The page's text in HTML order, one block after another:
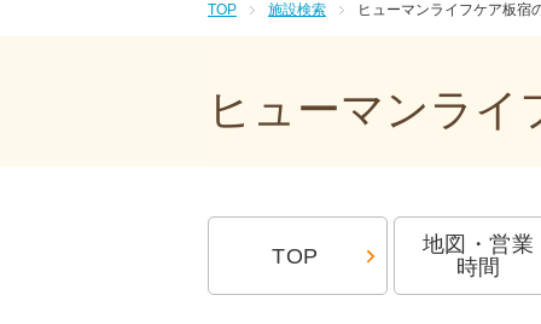
TOP 施設検索 ヒューマンライフケア板宿
ヒューマンライ
TOP
地図・営業
時間